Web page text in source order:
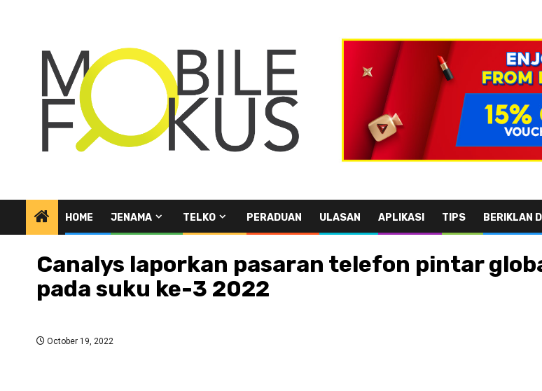
HOME JENAMA TELKO PERADUAN ULASAN APLIKASI TIPS BERIKLAN
Canalys laporkan pasaran telefon pintar
pada suku ke-3 2022
October 19, 2022